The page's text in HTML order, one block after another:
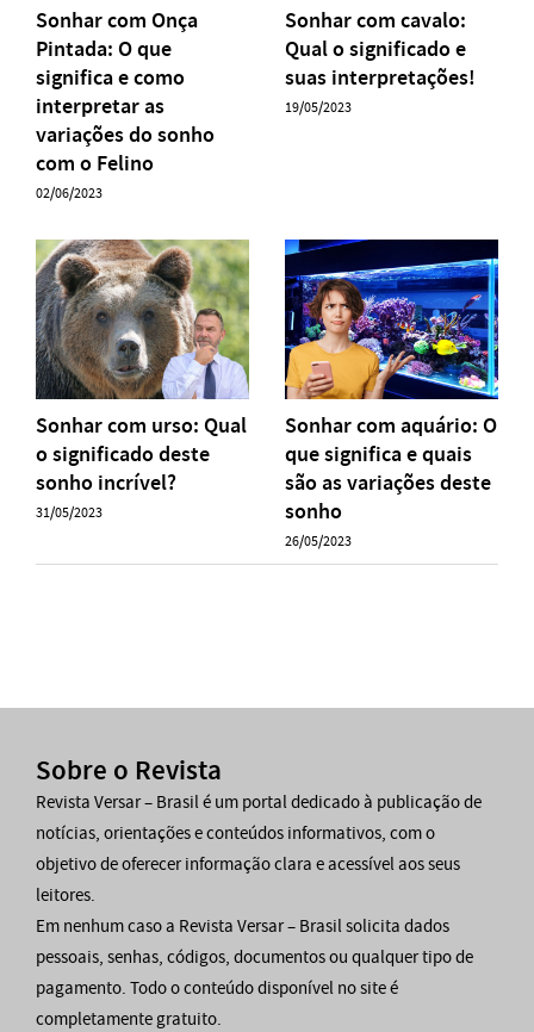
Sonhar com Onça
Pintada: O que
significa e como
interpretar as
variações do sonho
com o Felino
02/06/2023
Sonhar com cavalo:
Qual o significado e
suas interpretações!
19/05/2023
Sonhar com urso: Qual
o significado deste
sonho incrível?
31/05/2023
Sonhar com aquário: O
que significa e quais
são as variações deste
sonho
26/05/2023
Sobre o Revista
Revista Versar – Brasil é um portal dedicado à publicação de
notícias, orientações e conteúdos informativos, com o
objetivo de oferecer informação clara e acessível aos seus
leitores.
Em nenhum caso a Revista Versar – Brasil solicita dados
pessoais, senhas, códigos, documentos ou qualquer tipo de
pagamento. Todo o conteúdo disponível no site é
completamente gratuito.